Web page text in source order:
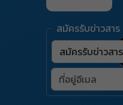
สมัครรับข่าวสาร